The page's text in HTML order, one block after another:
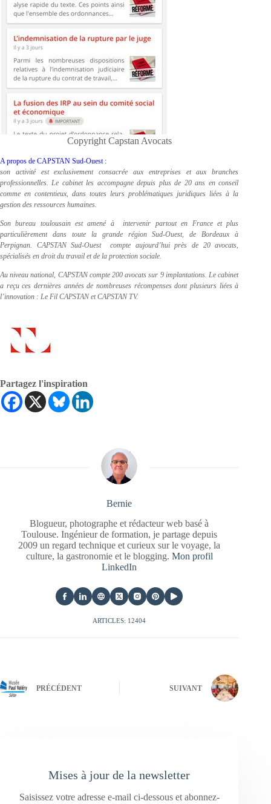
Copyright Capstan Avocats
A propos de CAPSTAN Sud-Ouest :
son activité est exclusivement consacrée aux entreprises et aux branches
professionnelles. Le cabinet les accompagne depuis plus de 20 ans en conseil
comme en contentieux, dans toutes leurs problématiques juridiques liées à la
gestion des ressources humaines.
Son bureau toulousain est amené à intervenir partout en France et plus
particulièrement dans toute la grande région Sud-Ouest, de Bordeaux à
Perpignan. CAPSTAN Sud-Ouest compte aujourd’hui près de 20 avocats,
spécialisés en droit du travail et de la protection sociale.
Au niveau national, CAPSTAN compte 200 avocats sur 9 implantations. Le cabinet
a reçu ces dernières années de nombreuses récompenses dont plusieurs liées à
l’innovation : Le Fil CAPSTAN et CAPSTAN TV.
Partagez l'inspiration
Bernie
Blogueur, photographe et rédacteur web basé à
Toulouse. Ingénieur de formation, je partage depuis
2009 un regard technique et curieux sur le voyage, la
culture, la gastronomie et le blogging. Mon profil
LinkedIn
ARTICLES: 12404
PRÉCÉDENT SUIVANT
Mises à jour de la newsletter
Saisissez votre adresse e-mail ci-dessous et abonnez-